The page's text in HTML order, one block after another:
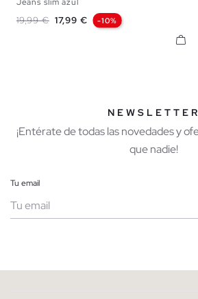
Precio base
19,99 € Precio
17,99 € -10%
NEWSLETTER
¡Entérate de todas las novedades y
que nadie!
Tu email